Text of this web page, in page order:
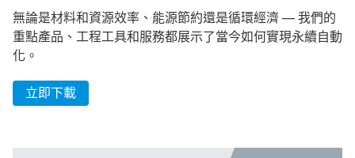
無論是材料和資源效率、能源節約還是循環經濟 — 我們的
重點產品、工程工具和服務都展示了當今如何實現永續自動
化。
立即下載